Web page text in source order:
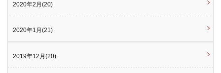
2020年2月(20)
2020年1月(21)
2019年12月(20)